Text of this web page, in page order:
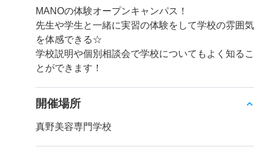
MANOの体験オープンキャンパス！
先生や学生と一緒に実習の体験をして学校の雰囲気
を体感できる☆
学校説明や個別相談会で学校についてもよく知るこ
とができます！
開催場所
真野美容専門学校